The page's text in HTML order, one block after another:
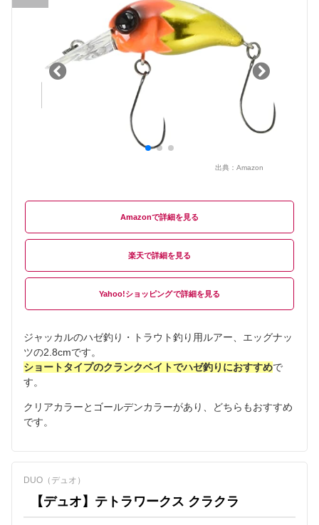
出典： Amazon
Amazon
楽天
Yahoo!ショッピング
ジャッカルのハゼ釣り・トラウト釣り用ルアー、エッグナッ
ツの2.8cmです。
ショートタイプのクランクベイトでハゼ釣りにおすすめで
す。
クリアカラーとゴールデンカラーがあり、どちらもおすすめ
です。
DUO（デュオ）
【デュオ】テトラワークス クラクラ